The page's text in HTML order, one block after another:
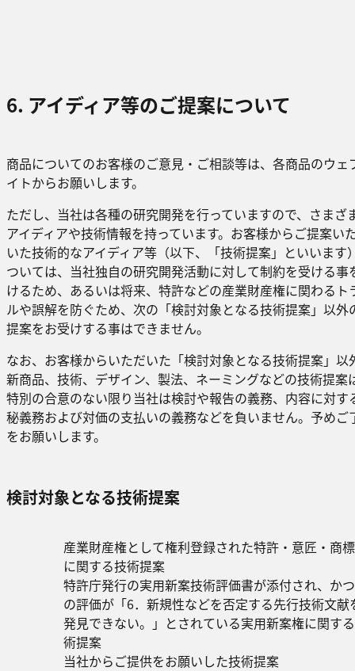
6. アイディア等のご提案について
商品についてのお客様のご意見・ご相談等は、各商品のウェ
イトからお願いします。
ただし、当社は各種の研究開発を行っていますので、さまざ
アイディアや技術情報を持っています。お客様からご提案い
いた技術的なアイディア等（以下、「技術提案」といいます
ついては、当社独自の研究開発活動に対して制約を受ける事
けるため、あるいは将来、特許などの産業財産権に関わるト
ルや誤解を防ぐため、次の「検討対象となる技術提案」以外
提案をお受けする事はできません。
なお、お客様からいただいた「検討対象となる技術提案」以
新商品、技術、デザイン、製法、ネーミングなどの技術提案
特別の合意のない限り当社は検討や報告の義務、内容に対す
秘義務および対価の支払いの義務などを負いません。予めご
をお願いします。
検討対象となる技術提案
産業財産権として権利登録された特許・意匠・商
に関する技術提案
特許庁発行の実用新案技術評価書が添付され、か
の評価が「6．新規性などを否定する先行技術文献
発見できない。」とされている実用新案権に関す
術提案
当社からご提供をお願いした技術提案